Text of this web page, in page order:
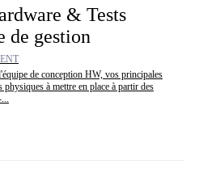
& Tests
de gestion
de conception HW, vos principales
à mettre en place à partir des